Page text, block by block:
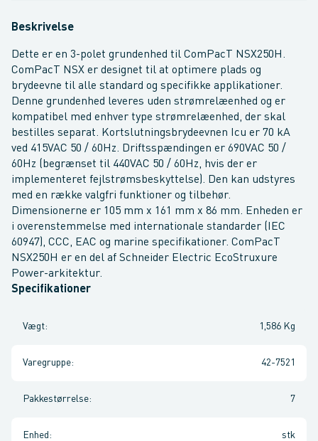
Beskrivelse
Dette er en 3-polet grundenhed til ComPacT NSX250H.
ComPacT NSX er designet til at optimere plads og
brydeevne til alle standard og specifikke applikationer.
Denne grundenhed leveres uden strømrelæenhed og er
kompatibel med enhver type strømrelæenhed, der skal
bestilles separat. Kortslutningsbrydeevnen Icu er 70 kA
ved 415VAC 50 / 60Hz. Driftsspændingen er 690VAC 50 /
60Hz (begrænset til 440VAC 50 / 60Hz, hvis der er
implementeret fejlstrømsbeskyttelse). Den kan udstyres
med en række valgfri funktioner og tilbehør.
Dimensionerne er 105 mm x 161 mm x 86 mm. Enheden er
i overenstemmelse med internationale standarder (IEC
60947), CCC, EAC og marine specifikationer. ComPacT
NSX250H er en del af Schneider Electric EcoStruxure
Power-arkitektur.
Specifikationer
Vægt: 1,586 Kg
Varegruppe: 42-7521
Pakkestørrelse: 7
Enhed : stk